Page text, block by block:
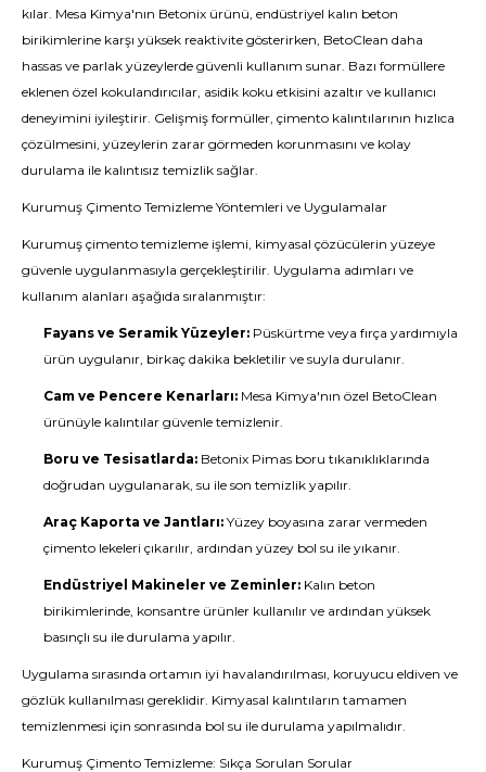
kılar. Mesa Kimya'nın Betonix ürünü, endüstriyel kalın beton
birikimlerine karşı yüksek reaktivite gösterirken, BetoClean daha
hassas ve parlak yüzeylerde güvenli kullanım sunar. Bazı formüllere
eklenen özel kokulandırıcılar, asidik koku etkisini azaltır ve kullanıcı
deneyimini iyileştirir. Gelişmiş formüller, çimento kalıntılarının hızlıca
çözülmesini, yüzeylerin zarar görmeden korunmasını ve kolay
durulama ile kalıntısız temizlik sağlar.
Kurumuş Çimento Temizleme Yöntemleri ve Uygulamalar
Kurumuş çimento temizleme işlemi, kimyasal çözücülerin yüzeye
güvenle uygulanmasıyla gerçekleştirilir. Uygulama adımları ve
kullanım alanları aşağıda sıralanmıştır:
Fayans ve Seramik Yüzeyler: Püskürtme veya fırça yardımıyla
ürün uygulanır, birkaç dakika bekletilir ve suyla durulanır.
Cam ve Pencere Kenarları: Mesa Kimya'nın özel BetoClean
ürünüyle kalıntılar güvenle temizlenir.
Boru ve Tesisatlarda: Betonix Pimas boru tıkanıklıklarında
doğrudan uygulanarak, su ile son temizlik yapılır.
Araç Kaporta ve Jantları: Yüzey boyasına zarar vermeden
çimento lekeleri çıkarılır, ardından yüzey bol su ile yıkanır.
Endüstriyel Makineler ve Zeminler: Kalın beton
birikimlerinde, konsantre ürünler kullanılır ve ardından yüksek
basınçlı su ile durulama yapılır.
Uygulama sırasında ortamın iyi havalandırılması, koruyucu eldiven ve
gözlük kullanılması gereklidir. Kimyasal kalıntıların tamamen
temizlenmesi için sonrasında bol su ile durulama yapılmalıdır.
Kurumuş Çimento Temizleme: Sıkça Sorulan Sorular